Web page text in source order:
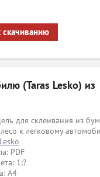
скачиванию
(Taras Lesko) из
для склеивания из
к легковому
PDF
1:?
А4